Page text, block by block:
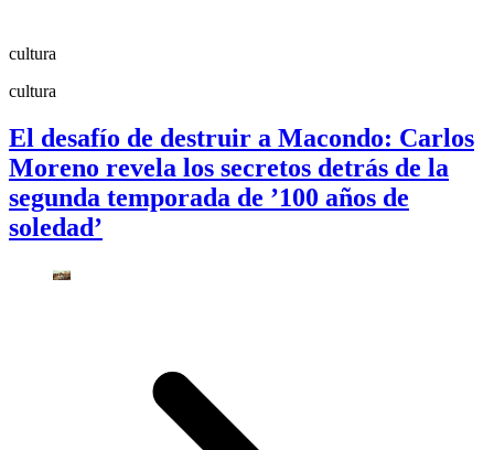
cultura
cultura
El desafío de destruir a Macondo: Carlos
Moreno revela los secretos detrás de la
segunda temporada de ’100 años de
soledad’